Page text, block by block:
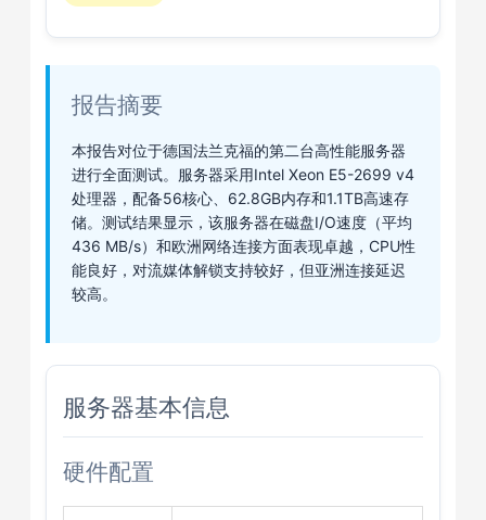
报告摘要
本报告对位于德国法兰克福的第二台高性能服务器
进行全面测试。服务器采用Intel Xeon E5-2699 v4
处理器，配备56核心、62.8GB内存和1.1TB高速存
储。测试结果显示，该服务器在磁盘I/O速度（平均
436 MB/s）和欧洲网络连接方面表现卓越，CPU性
能良好，对流媒体解锁支持较好，但亚洲连接延迟
较高。
服务器基本信息
硬件配置